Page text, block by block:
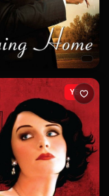
YENİ